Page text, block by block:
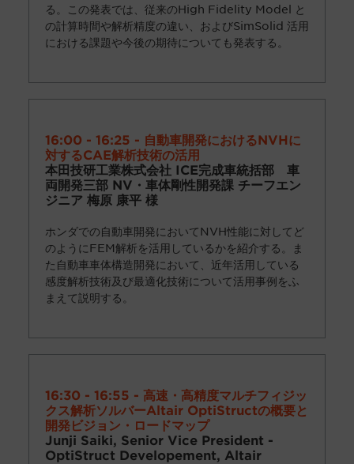
る。この発表では、従来のHigh Fidelity Model と
の計算時間や解析精度の違い、およびSimSolid 活用
における課題や今後の期待についても発表する。
16:00 - 16:25 - 自動車開発におけるNVHに
対するCAE解析技術の活用
本田技研工業株式会社 ICE完成車統括部 車
両開発三部 NV・車体剛性開発課 チーフエン
ジニア 梅原 康平 様
ホンダでの自動車開発においてNVH性能に対してど
のようにFEM解析を活用しているかを紹介する。ま
た自動車車体構造開発において、近年活用している
感度解析技術及び最適化技術について活用事例をふ
まえて説明する。
16:30 - 16:55 - 高速・高精度マルチフィジッ
クス解析ソルバーAltair OptiStructの概要と
開発ビジョン・ロードマップ
Junji Saiki, Senior Vice President -
OptiStruct Developement, Altair